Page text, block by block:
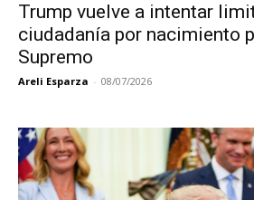
Trump vuelve a intentar
ciudadanía por nacimiento
Supremo
Areli Esparza - 08/07/2026